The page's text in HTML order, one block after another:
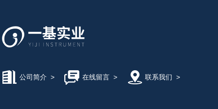
公司简介 > 在线留言> 联系我们 >